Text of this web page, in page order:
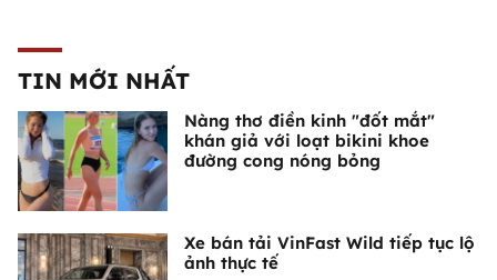
TIN MỚI NHẤT
Nàng thơ điền kinh "đốt mắt"
khán giả với loạt bikini khoe
đường cong nóng bỏng
Xe bán tải VinFast Wild tiếp tục lộ
ảnh thực tế